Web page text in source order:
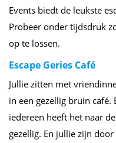
Events biedt de leukste
Probeer onder tijdsdruk
op te lossen.
Escape Geries Café
Jullie zitten met
in een gezellig bruin café.
iedereen heeft het naar
gezellig. En jullie zijn